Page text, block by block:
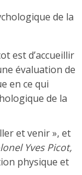
de la
est d’accueillir
évaluation de
en ce qui
de la
et venir », et
Yves Picot,
physique et